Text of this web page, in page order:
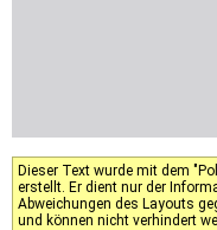
Dieser Text wurde mit dem
erstellt. Er dient nur der
Abweichungen des Layouts
und können nicht verhindert